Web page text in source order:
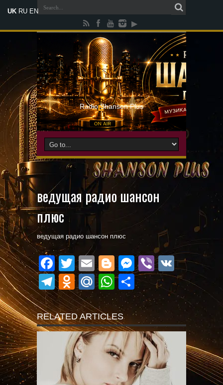
Radio Shanson Plus
ведущая радио шансон
плюс
ведущая радио шансон плюс
Facebook
Twitter
Email
Blogger
Messenger
Viber
VK
Telegram
Odnoklassniki
Mail.Ru
WhatsApp
Поділитися
RELATED ARTICLES
UK RU EN